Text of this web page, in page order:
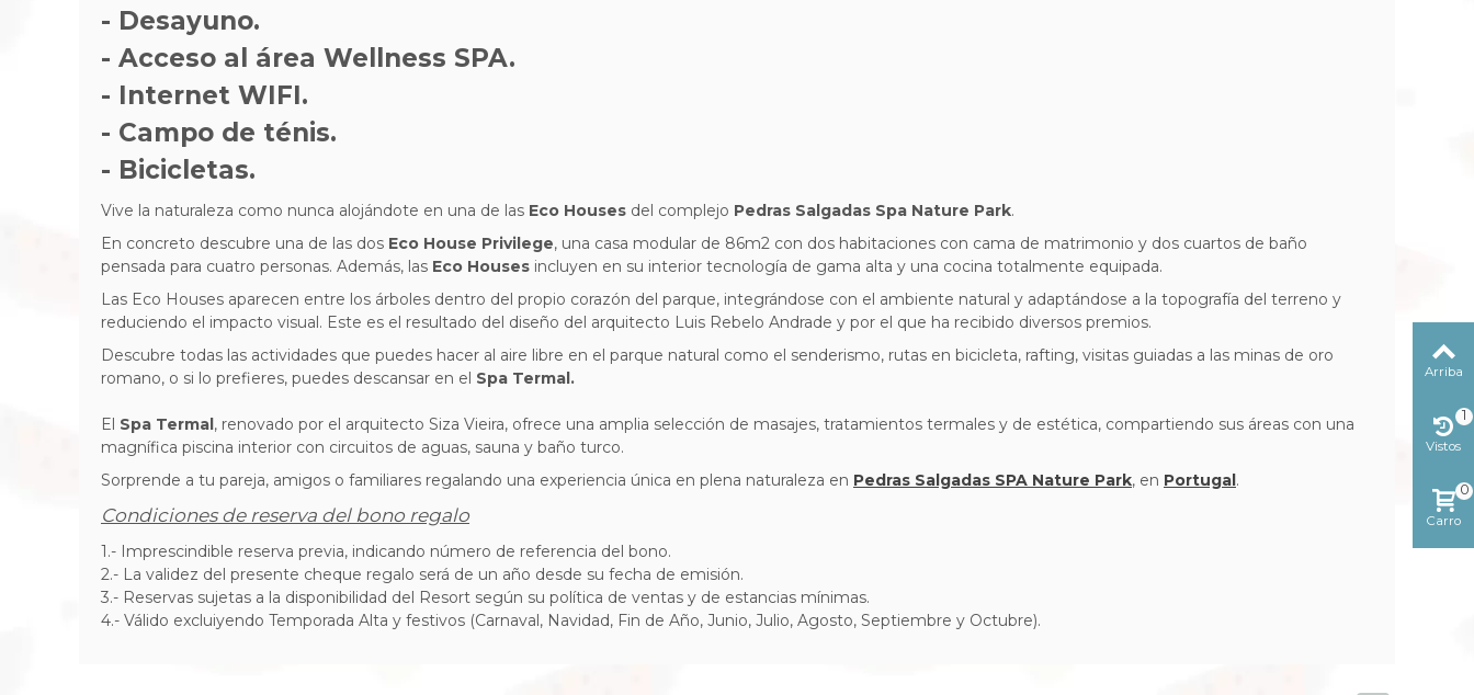
- Desayuno.
- Acceso al área Wellness SPA.
- Internet WIFI.
- Campo de ténis.
- Bicicletas.
Vive la naturaleza como nunca alojándote en una de las Eco Houses del complejo Pedras Salgadas Spa Nature Park.
En concreto descubre una de las dos Eco House Privilege, una casa modular de 86m2 con dos habitaciones con cama de matrimonio y dos cuartos de baño
pensada para cuatro personas. Además, las Eco Houses incluyen en su interior tecnología de gama alta y una cocina totalmente equipada.
Las Eco Houses aparecen entre los árboles dentro del propio corazón del parque, integrándose con el ambiente natural y adaptándose a la topografía del terreno y
reduciendo el impacto visual. Este es el resultado del diseño del arquitecto Luis Rebelo Andrade y por el que ha recibido diversos premios.
Descubre todas las actividades que puedes hacer al aire libre en el parque natural como el senderismo, rutas en bicicleta, rafting, visitas guiadas a las minas de oro
romano, o si lo prefieres, puedes descansar en el Spa Termal.
El Spa Termal, renovado por el arquitecto Siza Vieira, ofrece una amplia selección de masajes, tratamientos termales y de estética, compartiendo sus áreas con una
magnífica piscina interior con circuitos de aguas, sauna y baño turco.
Sorprende a tu pareja, amigos o familiares regalando una experiencia única en plena naturaleza en Pedras Salgadas SPA Nature Park, en Portugal.
Condiciones de reserva del bono regalo
1.- Imprescindible reserva previa, indicando número de referencia del bono.
2.- La validez del presente cheque regalo será de un año desde su fecha de emisión.
3.- Reservas sujetas a la disponibilidad del Resort según su política de ventas y de estancias mínimas.
4.- Válido excluiyendo Temporada Alta y festivos (Carnaval, Navidad, Fin de Año, Junio, Julio, Agosto, Septiembre y Octubre).
Arriba
Vistos
1
Carro
0